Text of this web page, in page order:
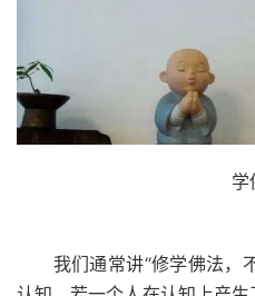
学
我们通常讲“修学佛法，不